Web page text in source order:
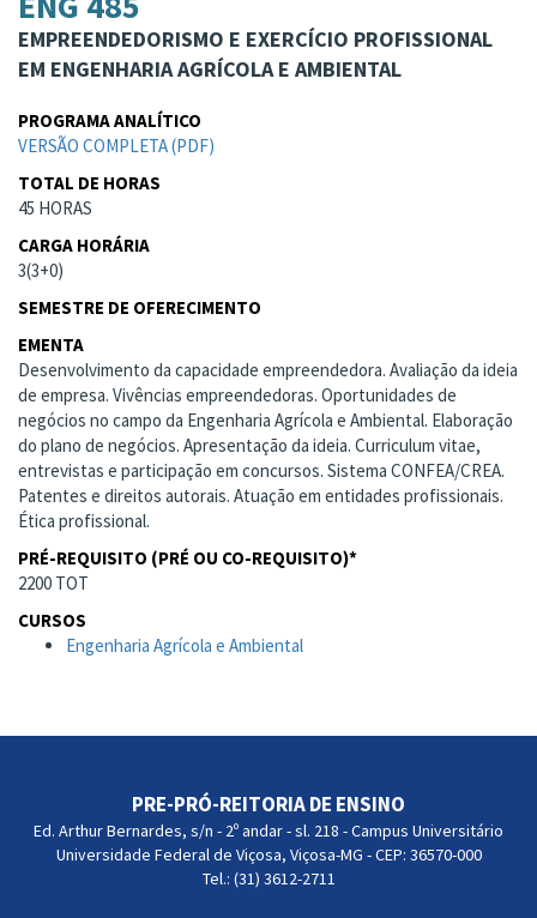
EMPREENDEDORISMO E EXERCÍCIO PROFISSIONAL
EM ENGENHARIA AGRÍCOLA E AMBIENTAL
PROGRAMA ANALÍTICO
VERSÃO COMPLETA (PDF)
TOTAL DE HORAS
45 HORAS
CARGA HORÁRIA
3(3+0)
SEMESTRE DE OFERECIMENTO
EMENTA
Desenvolvimento da capacidade empreendedora. Avaliação da ideia
de empresa. Vivências empreendedoras. Oportunidades de
negócios no campo da Engenharia Agrícola e Ambiental. Elaboração
do plano de negócios. Apresentação da ideia. Curriculum vitae,
entrevistas e participação em concursos. Sistema CONFEA/CREA.
Patentes e direitos autorais. Atuação em entidades profissionais.
Ética profissional.
PRÉ-REQUISITO (PRÉ OU CO-REQUISITO)*
2200 TOT
CURSOS
Engenharia Agrícola e Ambiental
PRE-PRÓ-REITORIA DE ENSINO
Ed. Arthur Bernardes, s/n - 2º andar - sl. 218 - Campus Universitário
Universidade Federal de Viçosa, Viçosa-MG - CEP: 36570-000
Tel.: (31) 3612-2711